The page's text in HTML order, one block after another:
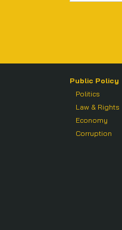
Public Policy
Politics
Law & Rights
Economy
Corruption